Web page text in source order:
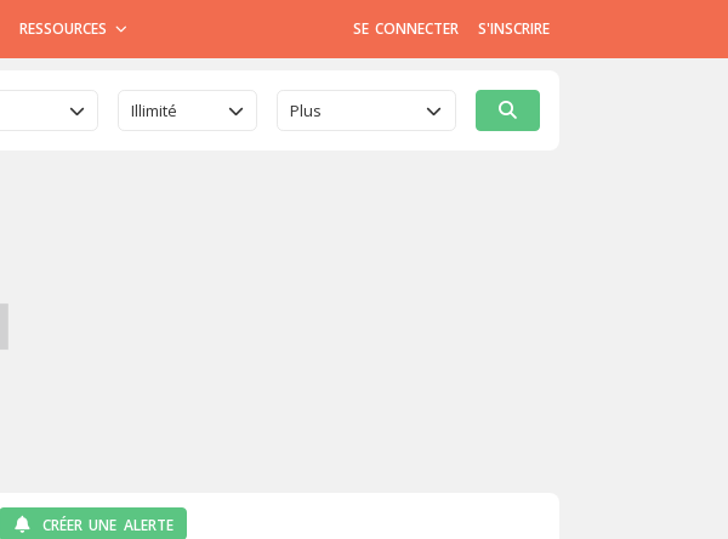
RESSOURCES SE CONNECTER S'INSCRIRE
Illimité Plus
CRÉER UNE ALERTE